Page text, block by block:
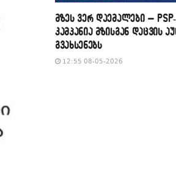
მზეს ვერ დაემალები –
კამპანია მზისგან დაცვის
გვახსენებს
12:55 08-05-2026